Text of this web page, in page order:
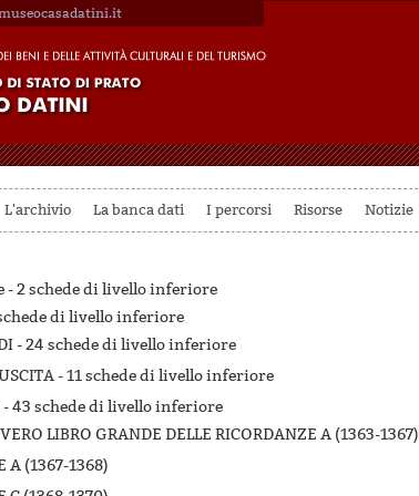
L'archivio La banca dati I percorsi Risorse Notizie
-2 schede di livello inferiore
di livello inferiore
-24 schede di livello inferiore
-11 schede di livello inferiore
-43 schede di livello inferiore
LIBRO GRANDE DELLE RICORDANZE A (1363-1367)
A (1367-1368)